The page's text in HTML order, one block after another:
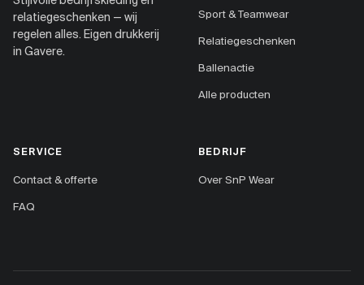
relatiegeschenken — wij
regelen alles. Eigen drukkerij
in Gavere.
Sport & Teamwear
Relatiegeschenken
Ballenactie
Alle producten
SERVICE
Contact & offerte
FAQ
BEDRIJF
Over SnP Wear